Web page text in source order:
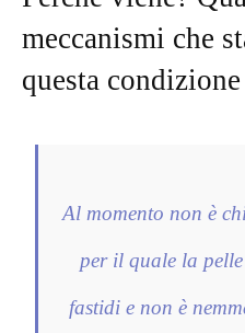
meccanismi che
questa
Al momento non è
per il quale la
fastidi e non è